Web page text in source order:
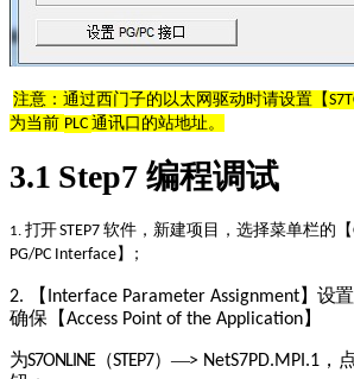
注意：通过西门子的以太网驱动时请设置【
为当前 PLC 通讯口的站地址。
3.1 Step7 编程调试
1. 打开STEP7 软件，新建项目，选择菜单栏的【
PG/PC Interface】；
2. 【 Interface Parameter Assignment】设
确保【Access Point of the Application】
为S7ONLINE（STEP7）—> NetS7PD.MPI.1 ，